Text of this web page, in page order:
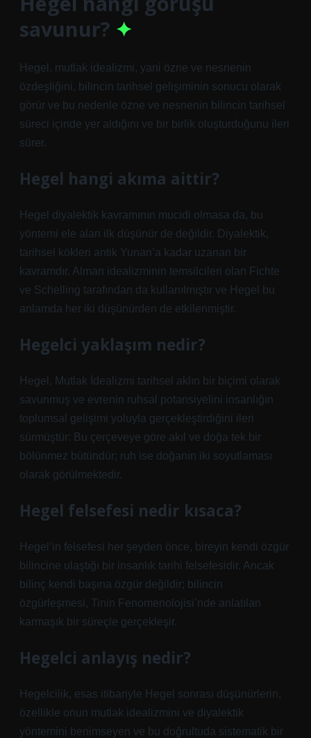
savunur?
Hegel, mutlak idealizmi, yani özne ve nesnenin
özdeşliğini, bilincin tarihsel gelişiminin sonucu olarak
görür ve bu nedenle özne ve nesnenin bilincin tarihsel
süreci içinde yer aldığını ve bir birlik oluşturduğunu ileri
sürer.
Hegel hangi akıma aittir?
Hegel diyalektik kavramının mucidi olmasa da, bu
yöntemi ele alan ilk düşünür de değildir. Diyalektik,
tarihsel kökleri antik Yunan’a kadar uzanan bir
kavramdır. Alman idealizminin temsilcileri olan Fichte
ve Schelling tarafından da kullanılmıştır ve Hegel bu
anlamda her iki düşünürden de etkilenmiştir.
Hegelci yaklaşım nedir?
Hegel, Mutlak İdealizmi tarihsel aklın bir biçimi olarak
savunmuş ve evrenin ruhsal potansiyelini insanlığın
toplumsal gelişimi yoluyla gerçekleştirdiğini ileri
sürmüştür: Bu çerçeveye göre akıl ve doğa tek bir
bölünmez bütündür; ruh ise doğanın iki soyutlaması
olarak görülmektedir.
Hegel felsefesi nedir kısaca?
Hegel’in felsefesi her şeyden önce, bireyin kendi özgür
bilincine ulaştığı bir insanlık tarihi felsefesidir. Ancak
bilinç kendi başına özgür değildir; bilincin
özgürleşmesi, Tinin Fenomenolojisi’nde anlatılan
karmaşık bir süreçle gerçekleşir.
Hegelci anlayış nedir?
Hegelcilik, esas itibariyle Hegel sonrası düşünürlerin,
özellikle onun mutlak idealizmini ve diyalektik
yöntemini benimseyen ve bu doğrultuda sistematik bir